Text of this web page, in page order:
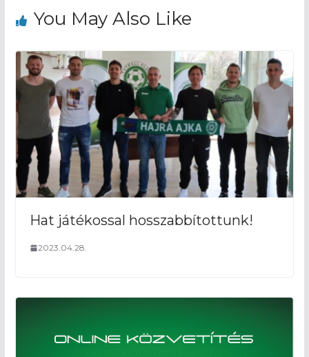
You May Also Like
Hat játékossal hosszabbítottunk!
2023.04.28.